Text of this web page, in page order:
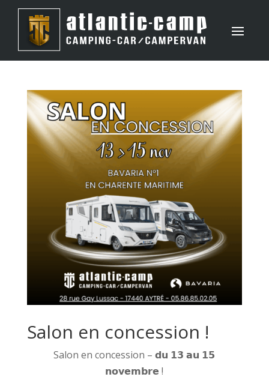
Salon en concession !
Salon en concession – 𝗱𝘂 𝟭𝟯 𝗮𝘂 𝟭𝟱
𝗻𝗼𝘃𝗲𝗺𝗯𝗿𝗲 !
Panneau de gestion des cookies